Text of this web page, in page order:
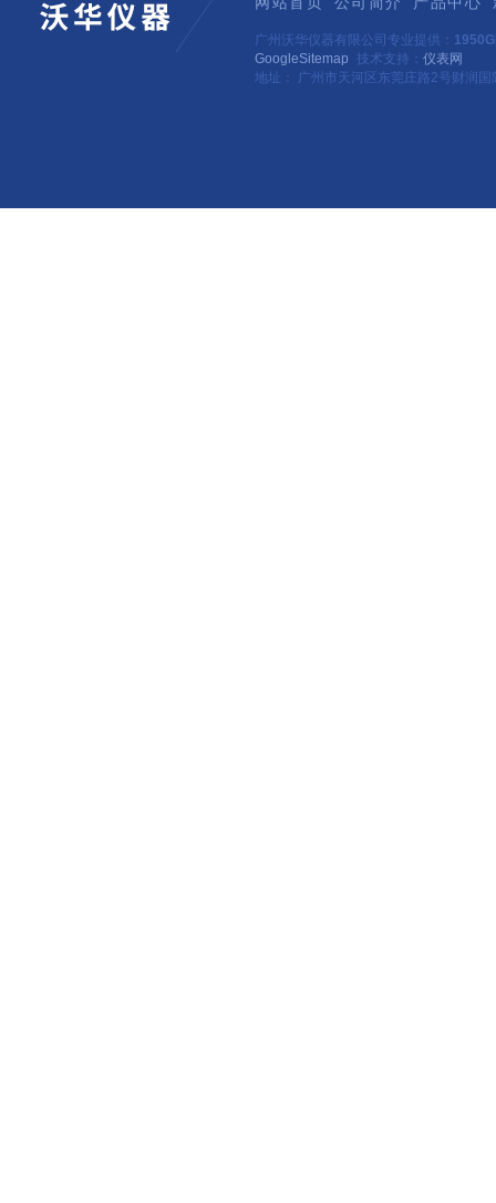
广州沃华仪器有限公司专业提供：
GoogleSitemap 技术支持： 仪表网
地址： 广州市天河区东莞庄路2号财润